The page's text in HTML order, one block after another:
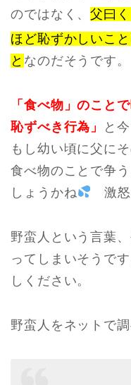
のではなく、父曰
ほど恥ずかしいこ
と なのだそうです。
「食べ物」のこと
恥ずべき行為」
と
もし幼い頃に父に
食べ物のことで争
しょうかね
激怒
野蛮人という言葉
ってしまいそうで
しください。
野蛮人をネットで